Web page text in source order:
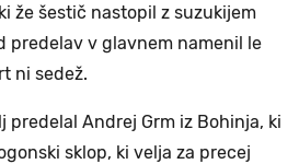
že šestič nastopil z suzukijem
predelav v glavnem namenil le
ni sedež.
predelal Andrej Grm iz Bohinja, ki
sklop, ki velja za precej